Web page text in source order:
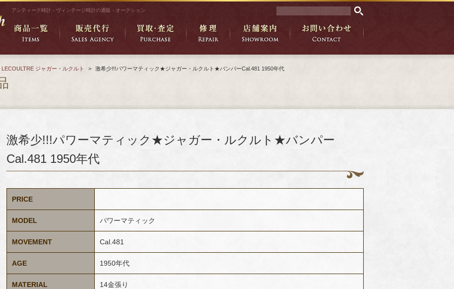
アンティーク時計・ヴィンテージ時計の通販・オークション
ジャガー・ルクルト > 激希少!!!パワーマティック★ジャガー・ルクルト★バンパーCal.481 1950年代
激希少!!!パワーマティック★ジャガー・ルクルト★バンパー
Cal.481 1950年代
PRICE
MODEL パワーマティック
MOVEMENT Cal.481
AGE 1950年代
MATERIAL 14金張り